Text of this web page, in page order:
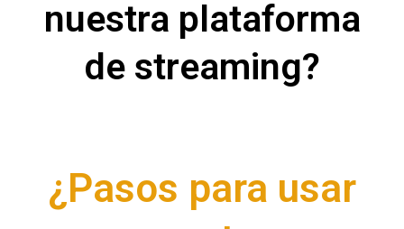
nuestra plataforma
de streaming?
¿Pasos para usar